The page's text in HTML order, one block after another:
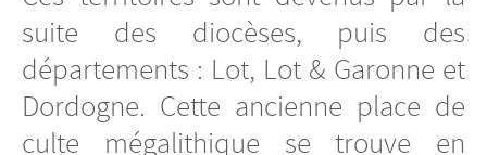
suite des diocèses, puis des
départements : Lot, Lot & Garonne et
Dordogne. Cette ancienne place de
culte mégalithique se trouve en